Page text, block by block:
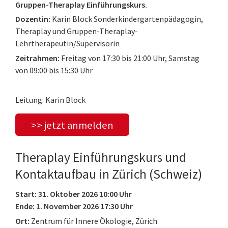
Gruppen-Theraplay Einführungskurs.
Dozentin: Karin Block Sonderkindergartenpädagogin,
Theraplay und Gruppen-Theraplay-
Lehrtherapeutin/Supervisorin
Zeitrahmen: Freitag von 17:30 bis 21:00 Uhr, Samstag
von 09:00 bis 15:30 Uhr
Leitung: Karin Block
>> jetzt anmelden
Theraplay Einführungskurs und
Kontaktaufbau in Zürich (Schweiz)
Start: 31. Oktober 2026 10:00 Uhr
Ende: 1. November 2026 17:30 Uhr
Ort: Zentrum für Innere Ökologie, Zürich